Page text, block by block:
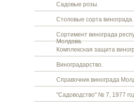
Садовые розы.
Столовые сорта винограда.
Сортимент винограда
Молдова.
Комплексная защита
Виноградарство.
Справочник винограда
"Садоводство" № 7, 1977